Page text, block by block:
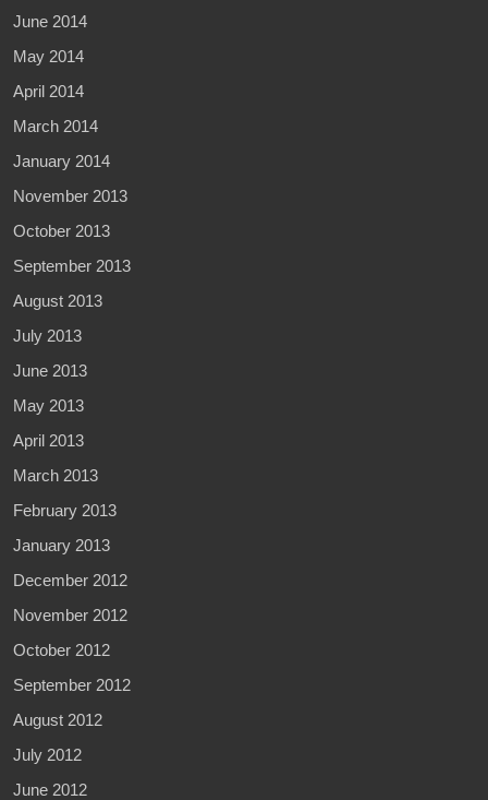
June 2014
May 2014
April 2014
March 2014
January 2014
November 2013
October 2013
September 2013
August 2013
July 2013
June 2013
May 2013
April 2013
March 2013
February 2013
January 2013
December 2012
November 2012
October 2012
September 2012
August 2012
July 2012
June 2012